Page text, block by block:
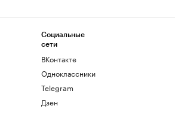
Социальные
сети
ВКонтакте
Одноклассники
Telegram
Дзен